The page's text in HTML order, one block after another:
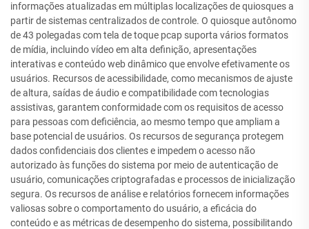
informações atualizadas em múltiplas localizações de quiosques a
partir de sistemas centralizados de controle. O quiosque autônomo
de 43 polegadas com tela de toque pcap suporta vários formatos
de mídia, incluindo vídeo em alta definição, apresentações
interativas e conteúdo web dinâmico que envolve efetivamente os
usuários. Recursos de acessibilidade, como mecanismos de ajuste
de altura, saídas de áudio e compatibilidade com tecnologias
assistivas, garantem conformidade com os requisitos de acesso
para pessoas com deficiência, ao mesmo tempo que ampliam a
base potencial de usuários. Os recursos de segurança protegem
dados confidenciais dos clientes e impedem o acesso não
autorizado às funções do sistema por meio de autenticação de
usuário, comunicações criptografadas e processos de inicialização
segura. Os recursos de análise e relatórios fornecem informações
valiosas sobre o comportamento do usuário, a eficácia do
conteúdo e as métricas de desempenho do sistema, possibilitando